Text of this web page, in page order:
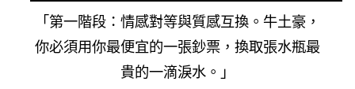
「第一階段：情感對等與質感互換。牛土豪，
你必須用你最便宜的一張鈔票，換取張水瓶最
貴的一滴淚水。」